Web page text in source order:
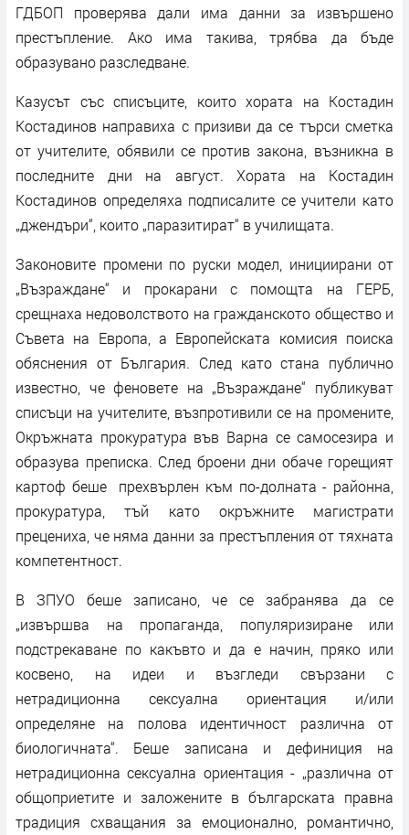
ГДБОП проверява дали има данни за извършено
престъпление. Ако има такива, трябва да бъде
образувано разследване.
Казусът със списъците, които хората на Костадин
Костадинов направиха с призиви да се търси сметка
от учителите, обявили се против закона, възникна в
последните дни на август. Хората на Костадин
Костадинов определяха подписалите се учители като
„джендъри“, които „паразитират“ в училищата.
Законовите промени по руски модел, инициирани от
„Възраждане“ и прокарани с помощта на ГЕРБ,
срещнаха недоволството на гражданското общество и
Съвета на Европа, а Европейската комисия поиска
обяснения от България. След като стана публично
известно, че феновете на „Възраждане“ публикуват
списъци на учителите, възпротивили се на промените,
Окръжната прокуратура във Варна се самосезира и
образува преписка. След броени дни обаче горещият
картоф беше прехвърлен към по-долната - районна,
прокуратура, тъй като окръжните магистрати
прецениха, че няма данни за престъпления от тяхната
компетентност.
В ЗПУО беше записано, че се забранява да се
„извършва на пропаганда, популяризиране или
подстрекаване по какъвто и да е начин, пряко или
косвено, на идеи и възгледи свързани с
нетрадиционна сексуална ориентация и/или
определяне на полова идентичност различна от
биологичната“. Беше записана и дефиниция на
нетрадиционна сексуална ориентация - „различна от
общоприетите и заложените в българската правна
традиция схващания за емоционално, романтично,